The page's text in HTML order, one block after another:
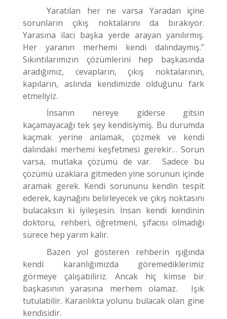
Yaratılan her ne varsa Yaradan içine
sorunların çıkış noktalarını da bırakıyor.
Yarasına ilacı başka yerde arayan yanılırmış.
Her yaranın merhemi kendi dalındaymış.”
Sıkıntılarımızın çözümlerini hep başkasında
aradığımız, cevapların, çıkış noktalarının,
kapıların, aslında kendimizde olduğunu fark
etmeliyiz.
İnsanın nereye giderse gitsin
kaçamayacağı tek şey kendisiymiş. Bu durumda
kaçmak yerine anlamak, çözmek ve kendi
dalındaki merhemi keşfetmesi gerekir… Sorun
varsa, mutlaka çözümü de var. Sadece bu
çözümü uzaklara gitmeden yine sorunun içinde
aramak gerek. Kendi sorununu kendin tespit
ederek, kaynağını belirleyecek ve çıkış noktasını
bulacaksın ki iyileşesin. İnsan kendi kendinin
doktoru, rehberi, öğretmeni, şifacısı olmadığı
sürece hep yarım kalır.
Bazen yol gösteren rehberin ışığında
kendi karanlığımızda göremediklerimiz
görmeye çalışabiliriz. Ancak hiç kimse bir
başkasının yarasına merhem olamaz. Işık
tutulabilir. Karanlıkta yolunu bulacak olan gine
kendisidir.